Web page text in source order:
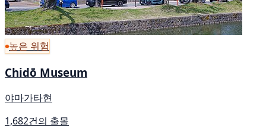
높은 위험
Chidō Museum
야마가타현
1,682건의 출몰